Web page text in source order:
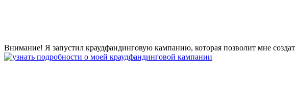
Внимание! Я запустил краудфандинговую кампанию, которая позволит мне